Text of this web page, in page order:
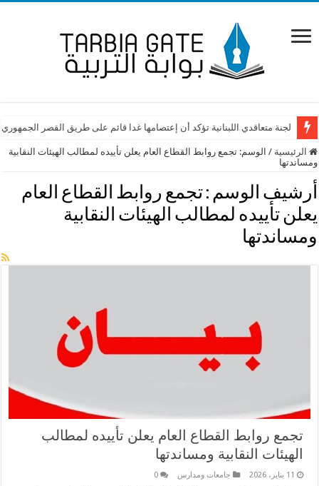
لجنة متعاقدي اللبنانية تؤكد أن إعتصامها غدا قائم على طريق القصر الجمهوري
الرئيسية / الوسم:تجمع روابط القطاع العام يعلن تأييده لمطالب الهيئات النقابية
ومساندتها
أرشيف الوسم :تجمع روابط القطاع العام
يعلن تأييده لمطالب الهيئات النقابية
ومساندتها
تجمع روابط القطاع العام يعلن تأييده لمطالب
الهيئات النقابية ومساندتها
11 يناير، 2026 جامعات ومدارس 0